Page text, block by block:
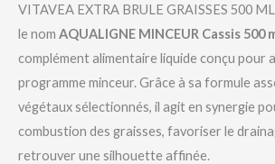
VITAVEA EXTRA BRULE GRAISSES 500
le nom AQUALIGNE MINCEUR Cassis 500
complément alimentaire liquide conçu pour
programme minceur. Grâce à sa formule
végétaux sélectionnés, il agit en synergie
combustion des graisses, favoriser le
retrouver une silhouette affinée.